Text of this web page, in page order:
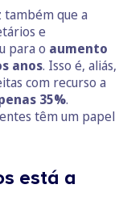
também que a
e
para o aumento
anos. Isso é, aliás,
com recurso a
35%.
têm um papel
está a